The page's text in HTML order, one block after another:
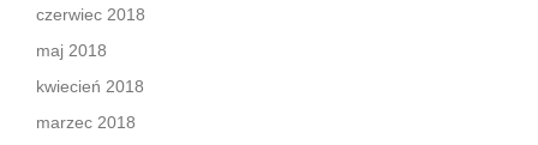
czerwiec 2018
maj 2018
kwiecień 2018
marzec 2018